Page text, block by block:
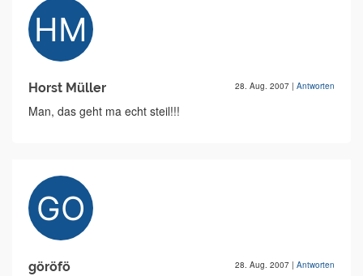
Horst Müller 28. Aug. 2007 | Antworten
Man, das geht ma echt steil!!!
göröfö 28. Aug. 2007 | Antworten